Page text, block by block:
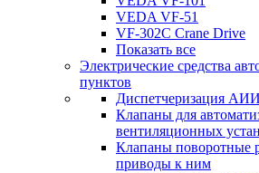
VEDA VF-51
VF-302C Crane Drive
Показать все
Электрические средства
пунктов
Диспетчеризация
Клапаны для
вентиляционных
Клапаны поворотные
приводы к ним